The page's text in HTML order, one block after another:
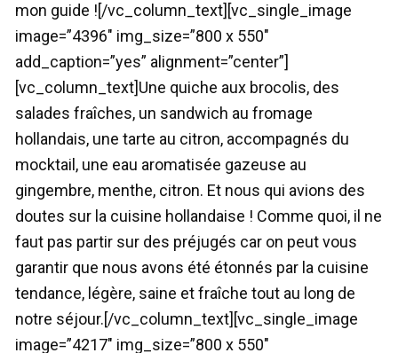
mon guide ![/vc_column_text][vc_single_image
image=”4396″ img_size=”800 x 550″
add_caption=”yes” alignment=”center”]
[vc_column_text]Une quiche aux brocolis, des
salades fraîches, un sandwich au fromage
hollandais, une tarte au citron, accompagnés du
mocktail, une eau aromatisée gazeuse au
gingembre, menthe, citron. Et nous qui avions des
doutes sur la cuisine hollandaise ! Comme quoi, il ne
faut pas partir sur des préjugés car on peut vous
garantir que nous avons été étonnés par la cuisine
tendance, légère, saine et fraîche tout au long de
notre séjour.[/vc_column_text][vc_single_image
image=”4217″ img_size=”800 x 550″